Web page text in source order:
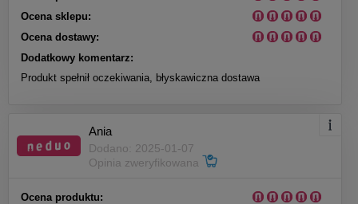
Ocena sklepu:
Ocena dostawy:
Dodatkowy komentarz:
Produkt spełnił oczekiwania, błyskawiczna dostawa
Ania
Dodano: 2025-01-07
Opinia zweryfikowana
Ocena produktu: